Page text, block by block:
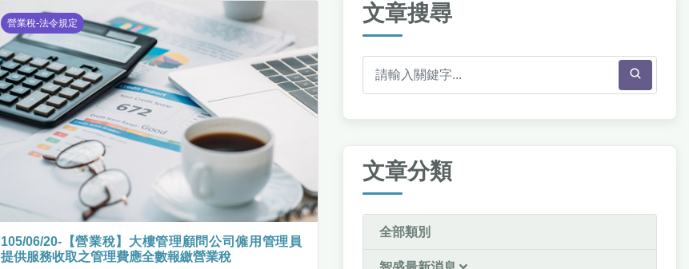
營業稅-法令規定
105/06/20-【營業稅】大樓管理顧問公司僱用管理員
提供服務收取之管理費應全數報繳營業稅
文章搜尋
文章分類
全部類別